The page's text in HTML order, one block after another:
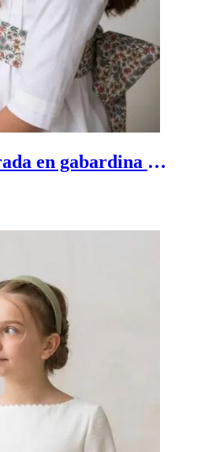
Diadema forrada en gabardina burdeos - Diadema de ceremonia para niña en gabardina burdeos